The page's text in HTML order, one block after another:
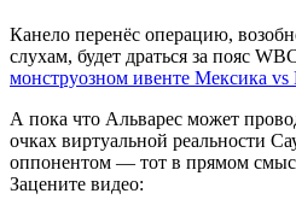
Канело перенёс операцию,
слухам, будет драться за пояс
монструозном ивенте Мексика vs
А пока что Альварес может
очках виртуальной реальности
оппонентом — тот в прямом
Зацените видео: